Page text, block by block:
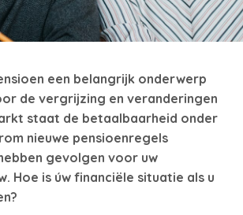
een belangrijk onderwerp
de vergrijzing en veranderingen
staat de betaalbaarheid onder
nieuwe pensioenregels
gevolgen voor uw
Hoe is úw financiële situatie als u